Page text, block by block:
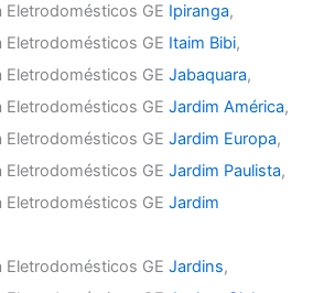
Eletrodomésticos GE Ipiranga,
Eletrodomésticos GE Itaim Bibi,
Eletrodomésticos GEJabaquara,
Eletrodomésticos GEJardim América,
Eletrodomésticos GEJardim Europa,
Eletrodomésticos GEJardim Paulista,
Eletrodomésticos GEJardim
Eletrodomésticos GEJardins,